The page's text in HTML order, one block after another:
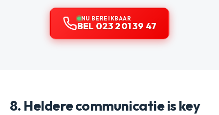
NU BEREIKBAAR
BEL 023 201 39 47
8. Heldere communicatie is key